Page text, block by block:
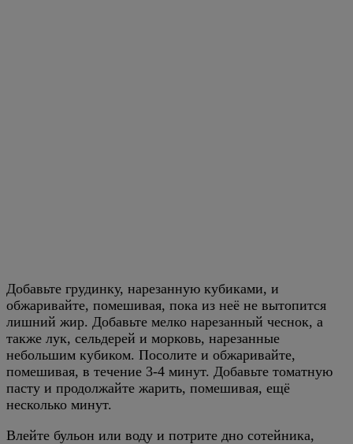
Добавьте грудинку, нарезанную кубиками, и
обжаривайте, помешивая, пока из неё не вытопится
лишний жир. Добавьте мелко нарезанный чеснок, а
также лук, сельдерей и морковь, нарезанные
небольшим кубиком. Посолите и обжаривайте,
помешивая, в течение 3-4 минут. Добавьте томатную
пасту и продолжайте жарить, помешивая, ещё
несколько минут.
Влейте бульон или воду и потрите дно сотейника,